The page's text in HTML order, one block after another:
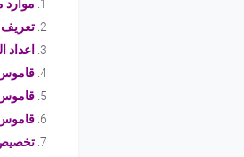
موارد
اعداد
قاموس
قاموس
قاموس
تخصيص